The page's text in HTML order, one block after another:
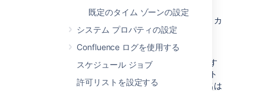
既定のタイム ゾーンの設定
システム プロパティの設定
Confluence ログを使用する
スケジュール ジョブ
許可リストを設定する
タブでショートカ
ット リンクを入力します。詳細は、「
を参照してください。
リンクに、ショートカット URL の末尾に追加す
るものを指定し、その直後に @ 記号とショート
カットのキーを入力します。ショートカット名は